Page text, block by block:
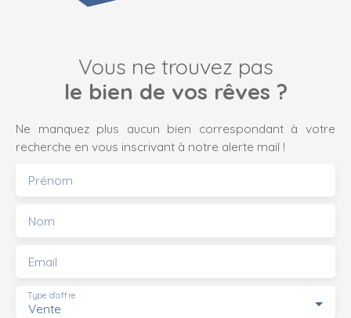
Vous ne trouvez pas
le bien de vos rêves ?
Ne manquez plus aucun bien correspondant à votre
recherche en vous inscrivant à notre alerte mail !
Prénom
Nom
Email
Vente
Type d'offre